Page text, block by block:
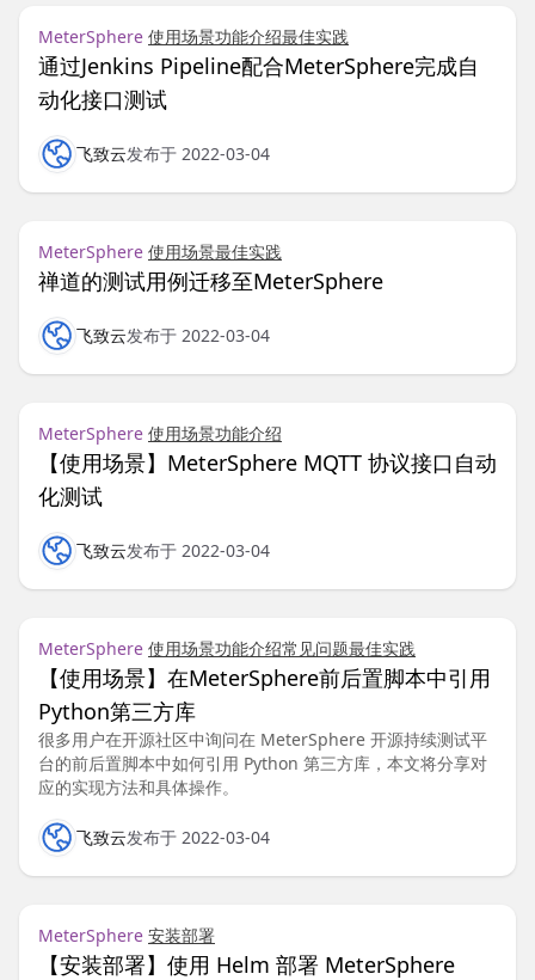
MeterSphere 使用场景功能介绍最佳实践
通过Jenkins Pipeline配合MeterSphere完成自
动化接口测试
飞致云发布于 2022-03-04
MeterSphere 使用场景最佳实践
禅道的测试用例迁移至MeterSphere
飞致云发布于 2022-03-04
MeterSphere 使用场景功能介绍
【使用场景】MeterSphere MQTT 协议接口自动
化测试
飞致云发布于 2022-03-04
MeterSphere 使用场景功能介绍常见问题最佳实践
【使用场景】在MeterSphere前后置脚本中引用
Python第三方库
很多用户在开源社区中询问在 MeterSphere 开源持续测试平
台的前后置脚本中如何引用 Python 第三方库，本文将分享对
应的实现方法和具体操作。
飞致云发布于 2022-03-04
MeterSphere 安装部署
【安装部署】使用 Helm 部署 MeterSphere